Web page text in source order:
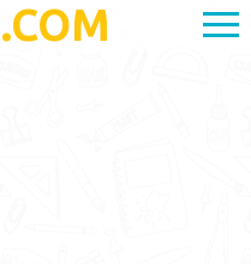
.COM